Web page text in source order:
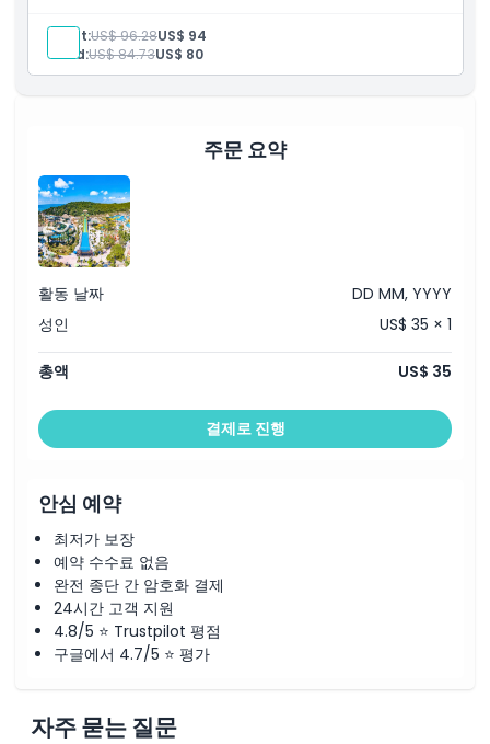
선 바이에른 가스트로펍에서 저녁 세트 + 심포니 오브 더 씨 (오후 7
시 45분)
Adult:US$ 96.28US$ 94
Child:US$ 84.73US$ 80
주문 요약
활동 날짜
DD MM, YYYY
성인
US$ 35 × 1
총액 US$ 35
결제로 진행
안심 예약
최저가 보장
예약 수수료 없음
완전 종단 간 암호화 결제
24시간 고객 지원
4.8/5 ⭐ Trustpilot 평점
구글에서 4.7/5 ⭐ 평가
자주 묻는 질문